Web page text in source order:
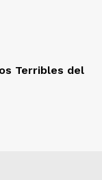
Terribles del